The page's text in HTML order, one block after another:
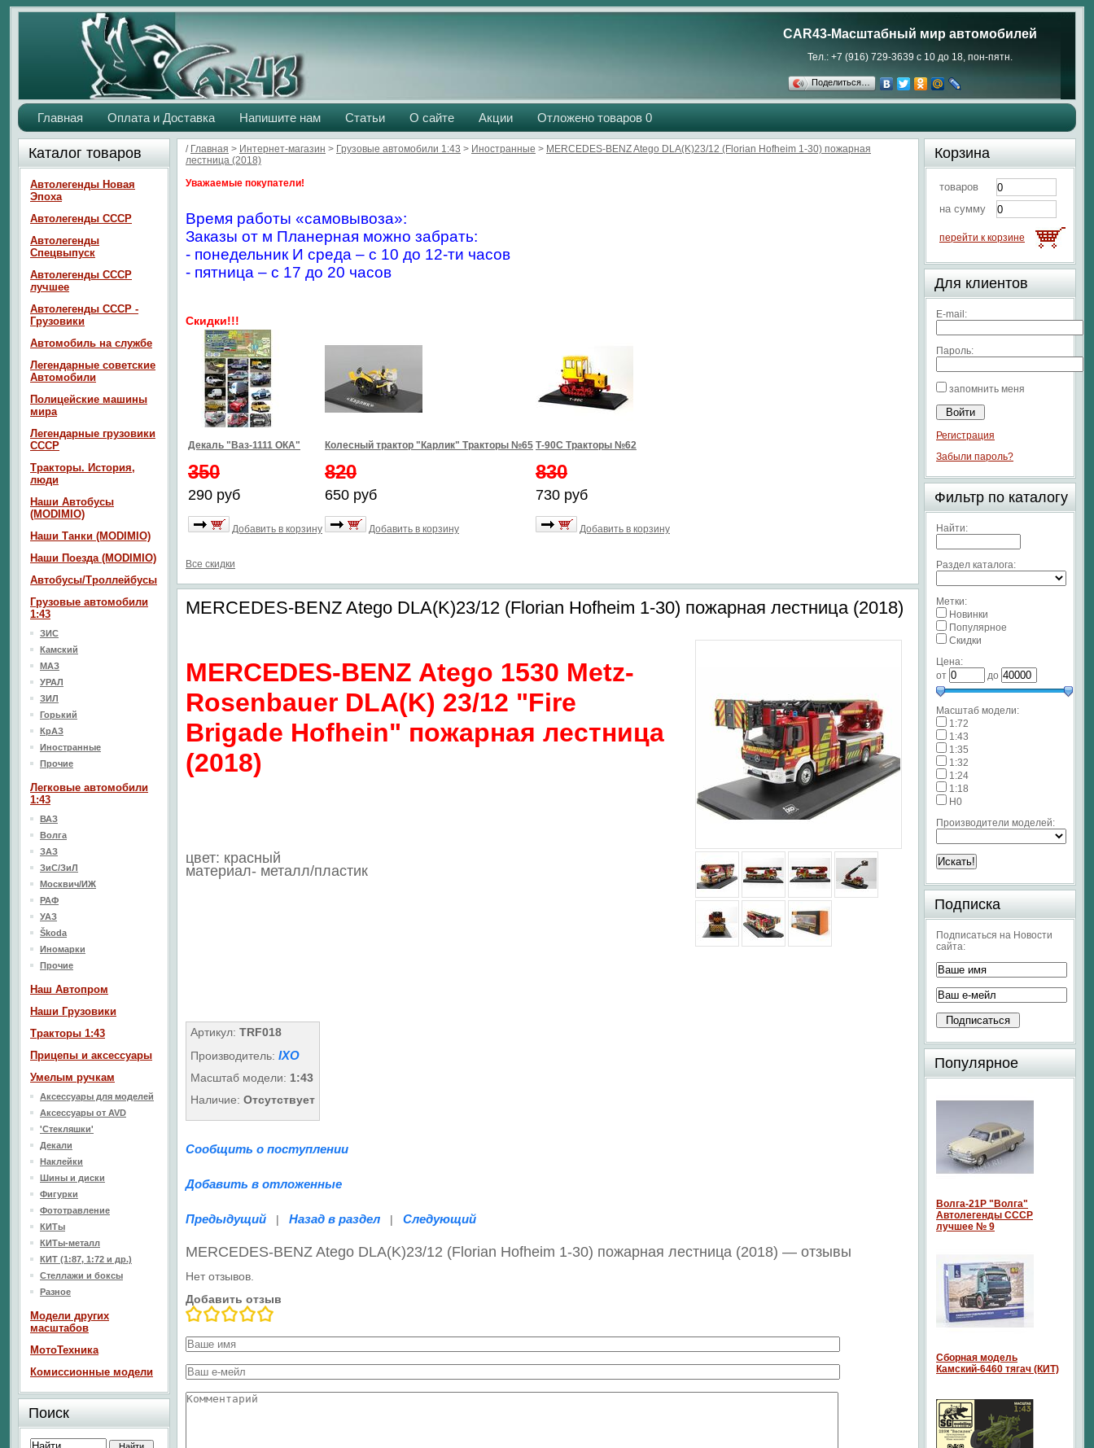
CAR43-Масштабный мир автомобилей
Тел.: +7 (916) 729-3639 с 10 до 18, пон-пятн.
Поделиться…
Главная Оплата и Доставка Напишите нам Статьи О сайте Акции Отложено товаров 0
/ Главная > Интернет-магазин > Грузовые автомобили 1:43 > Иностранные > MERCEDES-BENZ Atego DLA(K)23/12 (Florian Hofheim 1-30) пожарная
лестница (2018)
Уважаемые покупатели!
Время работы «самовывоза»:
Заказы от м Планерная можно забрать:
- понедельник И среда – с 10 до 12-ти часов
- пятница – с 17 до 20 часов
Скидки!!!
Декаль "Ваз-1111 ОКА"
350
290 руб
Добавить в корзину
Колесный трактор "Карлик" Тракторы №65
820
650 руб
Добавить в корзину
Т-90С Тракторы №62
830
730 руб
Добавить в корзину
Все скидки
MERCEDES-BENZ Atego DLA(K)23/12 (Florian Hofheim 1-30) пожарная лестница (2018)
MERCEDES-BENZ Atego 1530 Metz-
Rosenbauer DLA(K) 23/12 "Fire
Brigade Hofhein" пожарная лестница
(2018)
цвет: красный
материал- металл/пластик
Артикул: TRF018
Производитель: IXO
Масштаб модели: 1:43
Наличие: Отсутствует
Сообщить о поступлении
Добавить в отложенные
Предыдущий | Назад в раздел | Следующий
MERCEDES-BENZ Atego DLA(K)23/12 (Florian Hofheim 1-30) пожарная лестница (2018) — отзывы
Нет отзывов.
Добавить отзыв
Каталог товаров
Автолегенды Новая
Эпоха
Автолегенды СССР
Автолегенды
Спецвыпуск
Автолегенды СССР
лучшее
Автолегенды СССР -
Грузовики
Автомобиль на службе
Легендарные советские
Автомобили
Полицейские машины
мира
Легендарные грузовики
СССР
Тракторы. История,
люди
Наши Автобусы
(MODIMIO)
Наши Танки (MODIMIO)
Наши Поезда (MODIMIO)
Автобусы/Троллейбусы
Грузовые автомобили
1:43
ЗИС
Камский
МАЗ
УРАЛ
ЗИЛ
Горький
КрАЗ
Иностранные
Прочие
Легковые автомобили
1:43
ВАЗ
Волга
ЗАЗ
ЗиС/ЗиЛ
Москвич/ИЖ
РАФ
УАЗ
Škoda
Иномарки
Прочие
Наш Aвтопром
Наши Грузовики
Тракторы 1:43
Прицепы и аксессуары
Умелым ручкам
Аксессуары для моделей
Аксессуары от AVD
'Стекляшки'
Декали
Наклейки
Шины и диски
Фигурки
Фототравление
КИТы
КИТы-металл
КИТ (1:87, 1:72 и др.)
Стеллажи и боксы
Разное
Модели других
масштабов
МотоТехника
Комиссионные модели
Поиск
Корзина
товаров
на сумму
перейти к корзине
Для клиентов
E-mail:
Пароль:
запомнить меня
Регистрация
Забыли пароль?
Фильтр по каталогу
Найти:
Раздел каталога:
Метки:
Новинки
Популярное
Скидки
Цена:
от
до
Масштаб модели:
1:72
1:43
1:35
1:32
1:24
1:18
H0
Производители моделей:
Подписка
Подписаться на Новости
сайта:
Популярное
Волга-21P "Волга"
Автолегенды СССР
лучшее № 9
Сборная модель
Камский-6460 тягач (КИТ)